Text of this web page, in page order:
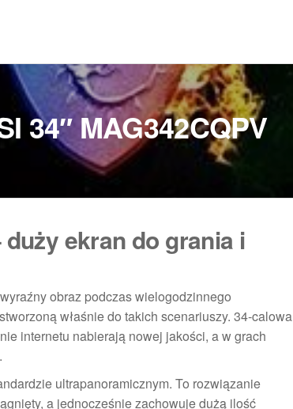
34″ MAG342CQPV
ekran do grania i
obraz podczas wielogodzinnego
właśnie do takich scenariuszy. 34-calowa
internetu nabierają nowej jakości, a w grach
ultrapanoramicznym. To rozwiązanie
a jednocześnie zachowuje dużą ilość